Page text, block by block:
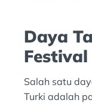
Daya
Salah satu
Turki adalah